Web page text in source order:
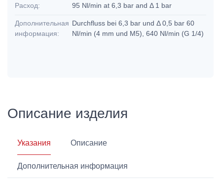
Расход: 95 Nl/min at 6,3 bar and Δ 1 bar
Дополнительная
информация:
Durchfluss bei 6,3 bar und Δ 0,5 bar 60
Nl/min (4 mm und M5), 640 Nl/min (G 1/4)
Описание изделия
Указания Описание
Дополнительная информация